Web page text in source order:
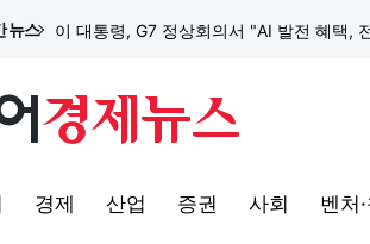
뉴스 이 대통령, G7 정상회의서 "AI 발전 혜택,
원파디, 롯데백화점 잠실점에서 팝업스토어
대한전선, 1463억 ‘500kV HVDC 동해안-
기 경제 산업 증권 사회 벤처